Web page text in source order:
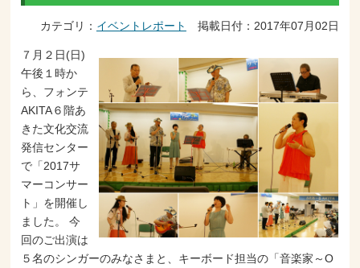
カテゴリ： イベントレポート 掲載日付：2017年07月02日
７月２日(日)
午後１時か
ら、フォンテ
AKITA６階あ
きた文化交流
発信センター
で「2017サ
マーコンサー
ト」を開催し
ました。 今
回のご出演は
５名のシンガーのみなさまと、キーボード担当の「音楽家～O